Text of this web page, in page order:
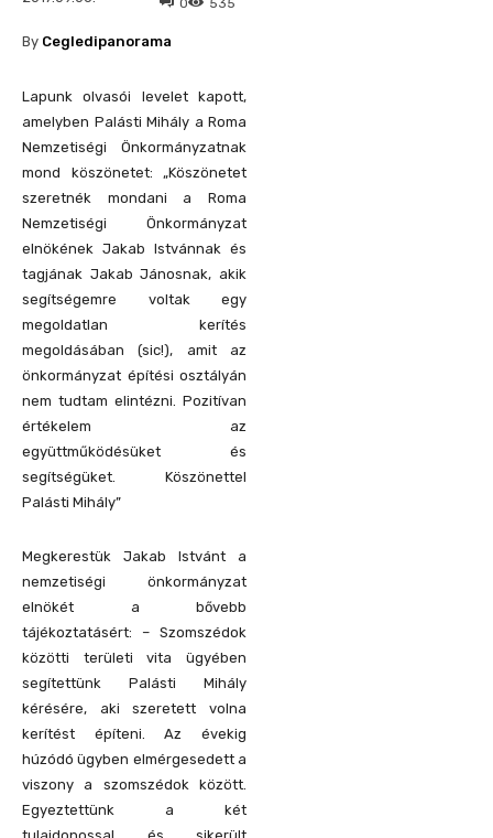
535
0
By Cegledipanorama
Lapunk olvasói levelet kapott,
amelyben Palásti Mihály a Roma
Nemzetiségi Önkormányzatnak
mond köszönetet: „Köszönetet
szeretnék mondani a Roma
Nemzetiségi Önkormányzat
elnökének Jakab Istvánnak és
tagjának Jakab Jánosnak, akik
segítségemre voltak egy
megoldatlan kerítés
megoldásában (sic!), amit az
önkormányzat építési osztályán
nem tudtam elintézni. Pozitívan
értékelem az
együttműködésüket és
segítségüket. Köszönettel
Palásti Mihály”
Megkerestük Jakab Istvánt a
nemzetiségi önkormányzat
elnökét a bővebb
tájékoztatásért: – Szomszédok
közötti területi vita ügyében
segítettünk Palásti Mihály
kérésére, aki szeretett volna
kerítést építeni. Az évekig
húzódó ügyben elmérgesedett a
viszony a szomszédok között.
Egyeztettünk a két